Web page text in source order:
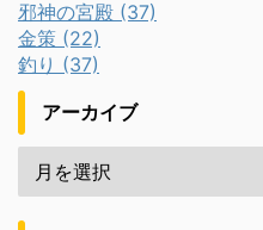
邪神の宮殿 (37)
金策 (22)
釣り (37)
アーカイブ